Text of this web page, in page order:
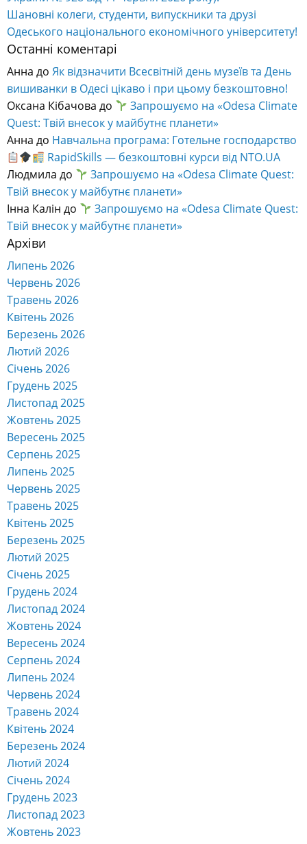
Шановні колеги, студенти, випускники та друзі
Одеського національного економічного університету!
Останні коментарі
Анна до Як відзначити Всесвітній день музеїв та День
вишиванки в Одесі цікаво і при цьому безкоштовно!
Оксана Кібачова до
Запрошуємо на «Odesa Climate
Quest: Твій внесок у майбутнє планети»
Анна до Навчальна програма: Готельне господарство
RapidSkills — безкоштовні курси від NTO.UA
Людмила до
Запрошуємо на «Odesa Climate Quest:
Твій внесок у майбутнє планети»
Інна Калін до
Запрошуємо на «Odesa Climate Quest:
Твій внесок у майбутнє планети»
Архіви
Липень 2026
Червень 2026
Травень 2026
Квітень 2026
Березень 2026
Лютий 2026
Січень 2026
Грудень 2025
Листопад 2025
Жовтень 2025
Вересень 2025
Серпень 2025
Липень 2025
Червень 2025
Травень 2025
Квітень 2025
Березень 2025
Лютий 2025
Січень 2025
Грудень 2024
Листопад 2024
Жовтень 2024
Вересень 2024
Серпень 2024
Липень 2024
Червень 2024
Травень 2024
Квітень 2024
Березень 2024
Лютий 2024
Січень 2024
Грудень 2023
Листопад 2023
Жовтень 2023